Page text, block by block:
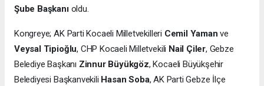
Şube Başkanıoldu.
Kongreye; AK Parti Kocaeli Milletvekilleri Cemil Yaman ve
Veysal Tipioğlu, CHP Kocaeli Milletvekili Nail Çiler, Gebze
Belediye Başkanı Zinnur Büyükgöz, Kocaeli Büyükşehir
Belediyesi Başkanvekili Hasan Soba, AK Parti Gebze İlçe